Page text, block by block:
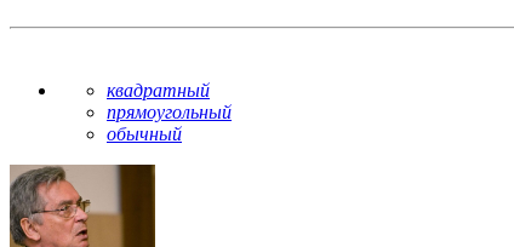
квадратный
прямоугольный
обычный